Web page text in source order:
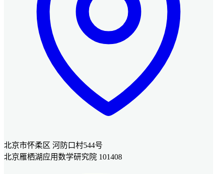
北京市怀柔区 河防口村544号
北京雁栖湖应用数学研究院 101408